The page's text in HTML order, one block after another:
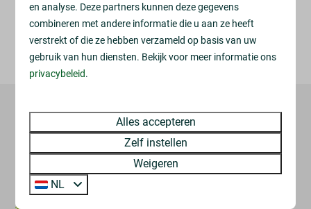
KLIK HIER VOOR MEER INFORMATIE OVER DIT
MUSEUM
en analyse. Deze partners kunnen deze gegevens
combineren met andere informatie die u aan ze heeft
verstrekt of die ze hebben verzameld op basis van uw
gebruik van hun diensten. Bekijk voor meer informatie ons
privacybeleid.
Alles accepteren
Zelf instellen
Weigeren
NL